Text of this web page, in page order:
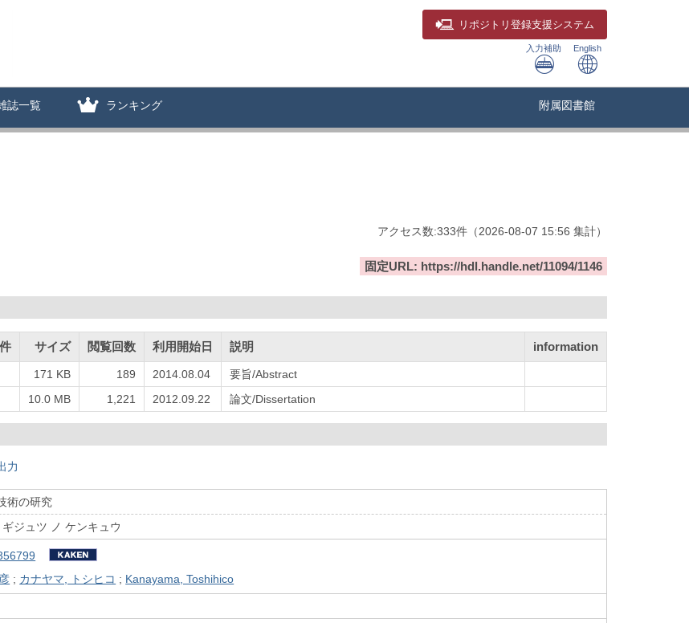
リポジトリ 登録支援システム
入力補助 English
誌一覧 ランキング 附属図書館
アクセス数:333件 （2026-08-07 15:56 集計）
固定URL: https://hdl.handle.net/11094/1146
サイズ 閲覧回数 利用開始日 説明 information
171 KB 189 2014.08.04
要旨/Abstract
10.0 MB 1,221 2012.09.22 論文/Dissertation
力
術の研究
ジュツ ノ ケンキュウ
; カナヤマ, トシヒコ ; Kanayama, Toshihico